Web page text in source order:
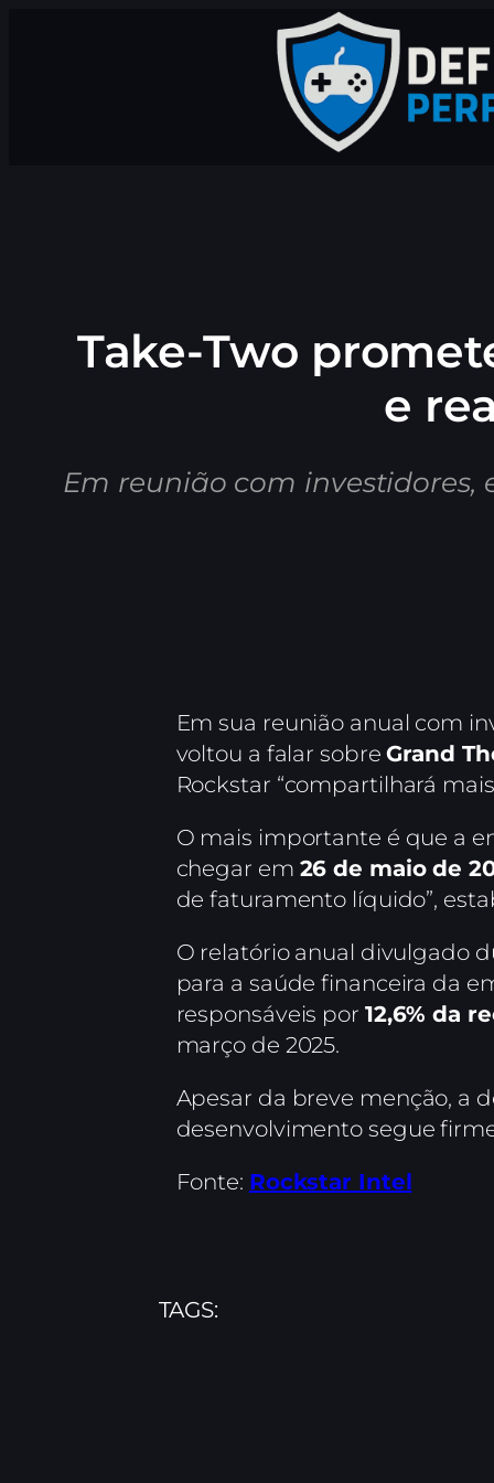
Take-Two
e
Em reunião com
Em sua reunião anual com
voltou a falar sobreGrand
Rockstar “compartilhará
O mais importante é que a
chegar em 26 de maio de
de faturamento líquido”,
O relatório anual divulgado
para a saúde financeira da
responsáveis por 12,6% da
março de 2025.
Apesar da breve menção, a
desenvolvimento segue
Fonte: Rockstar Intel
TAGS: